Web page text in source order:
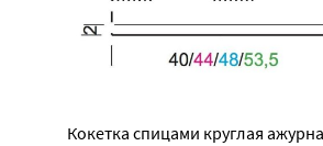
Кокетка спицами круглая